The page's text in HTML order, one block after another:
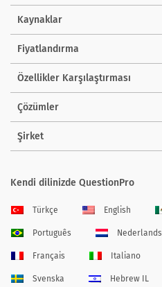
Kaynaklar
Fiyatlandırma
Özellikler Karşılaştırması
Çözümler
Şirket
Kendi dilinizde QuestionPro
Türkçe English
Português Nederlands
Français Italiano
Svenska Hebrew IL